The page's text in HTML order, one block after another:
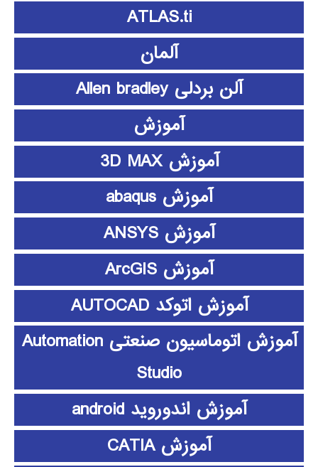
ATLAS.ti
آلمان
آلن بردلی Allen bradley
آموزش
آموزش 3D MAX
آموزش abaqus
آموزش ANSYS
آموزش ArcGIS
آموزش اتوکد AUTOCAD
آموزش اتوماسیون صنعتی Automation
Studio
آموزش اندوروید android
آموزش CATIA